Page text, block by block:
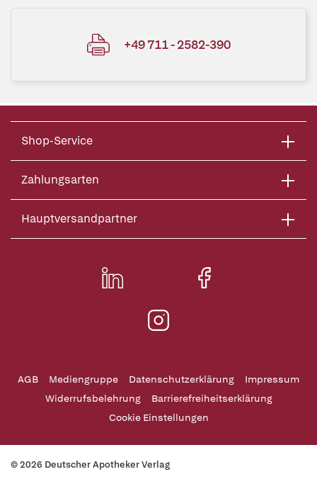
+49 711 - 2582-390
Shop-Service
Zahlungsarten
Hauptversandpartner
AGB Mediengruppe Datenschutzerklärung
Impressum
Widerrufsbelehrung
Barrierefreiheitserklärung
Cookie Einstellungen
© 2026 Deutscher Apotheker Verlag